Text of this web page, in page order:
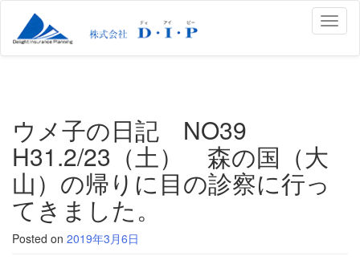
ウメ子の日記 NO39
H31.2/23（土） 森の国（大
山）の帰りに目の診察に行っ
てきました。
Posted on 2019年3月6日